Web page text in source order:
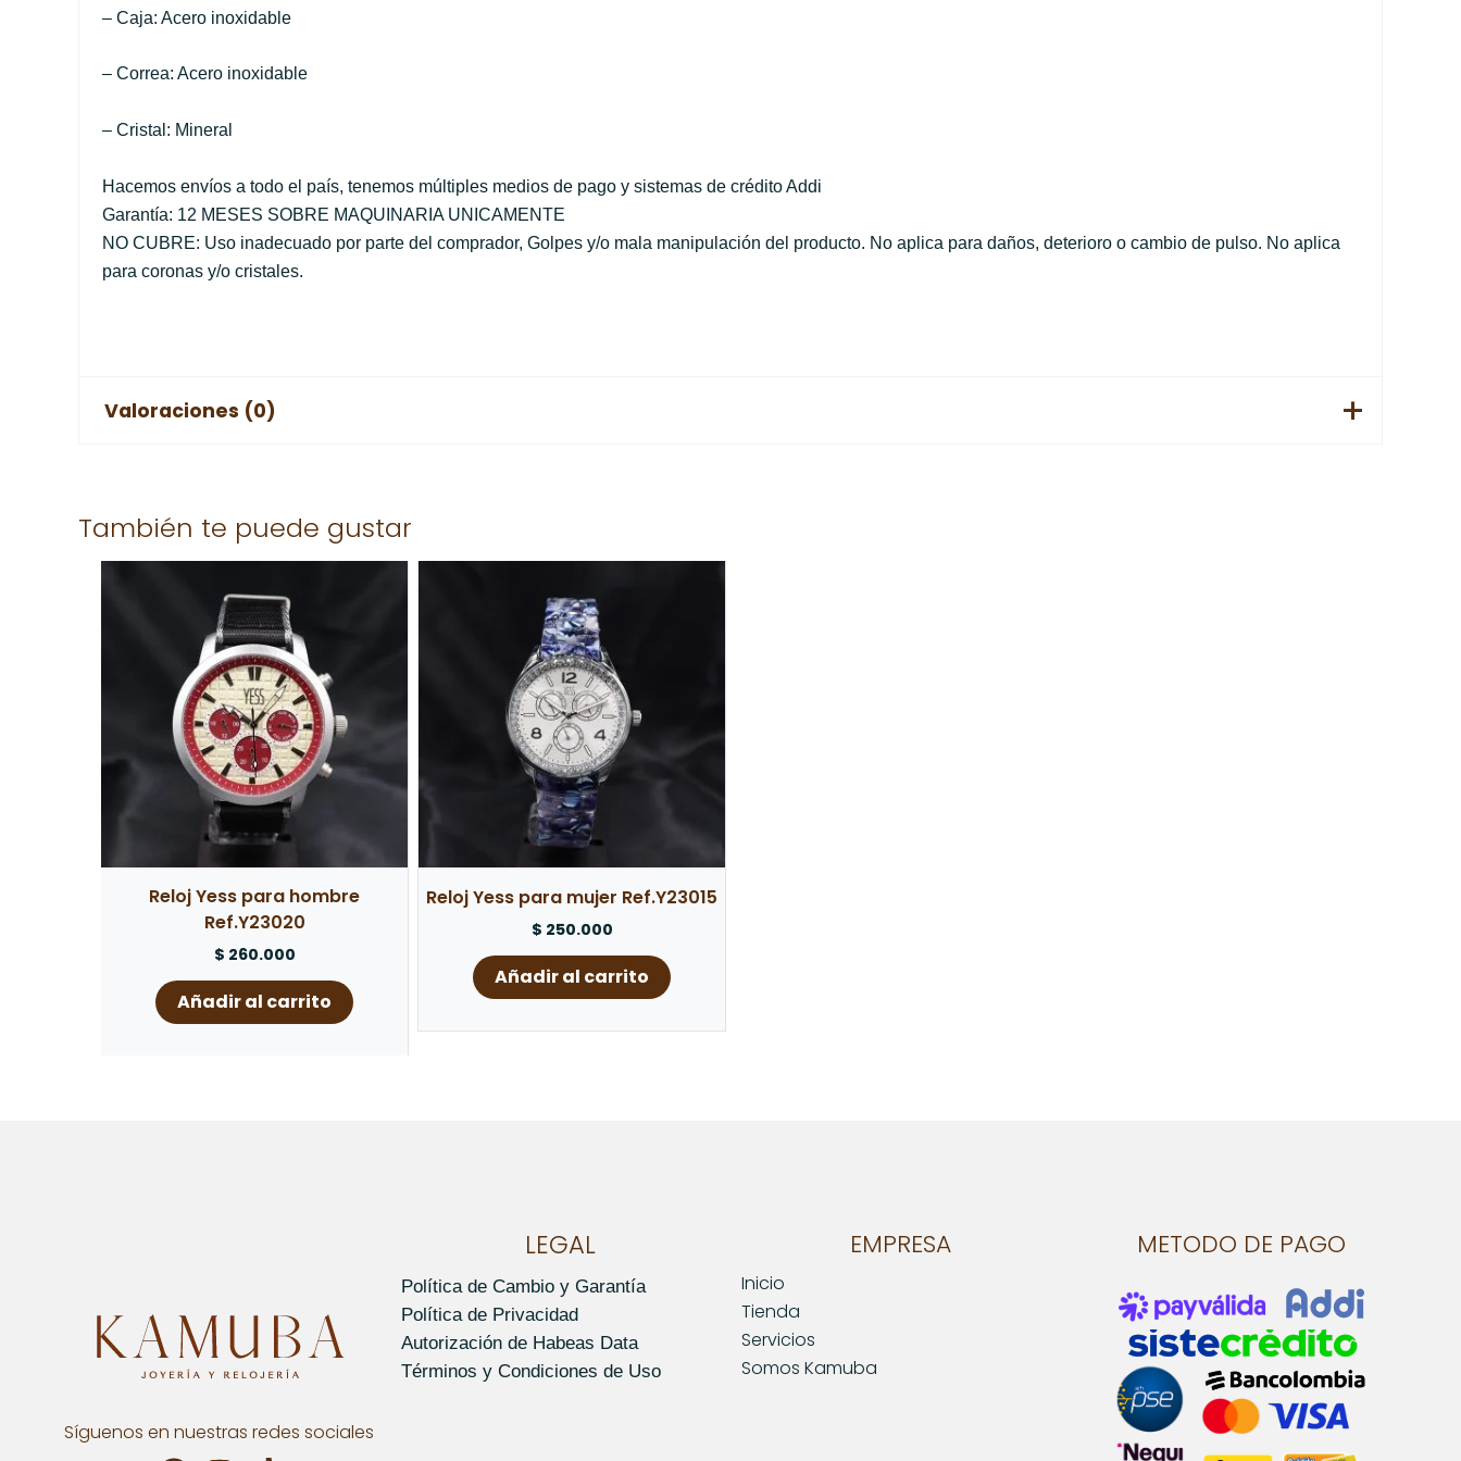
– Caja: Acero inoxidable
– Correa: Acero inoxidable
– Cristal: Mineral
Hacemos envíos a todo el país, tenemos múltiples medios de pago y sistemas de crédito Addi
Garantía: 12 MESES SOBRE MAQUINARIA UNICAMENTE
NO CUBRE: Uso inadecuado por parte del comprador, Golpes y/o mala manipulación del producto. No aplica para daños, deterioro o cambio de pulso. No aplica
para coronas y/o cristales.
Valoraciones (0)
Solo los usuarios registrados que hayan comprado este producto pueden hacer una valoración.
También te puede gustar
Reloj Yess para hombre
Ref.Y23020
$ 260.000
Añadir al carrito
Reloj Yess para mujer Ref.Y23015
$ 250.000
Añadir al carrito
Síguenos en nuestras redes sociales
LEGAL
Política de Cambio y Garantía
Política de Privacidad
Autorización de Habeas Data
Términos y Condiciones de Uso
EMPRESA
Inicio
Tienda
Servicios
Somos Kamuba
METODO DE PAGO